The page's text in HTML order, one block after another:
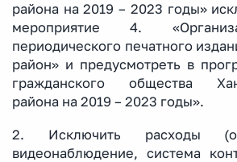
района на 2019 – 2023 годы»
мероприятие 4.
периодического печатного
район» и предусмотреть в
гражданского общества
района на 2019 – 2023 годы».
2. Исключить расходы
видеонаблюдение, система